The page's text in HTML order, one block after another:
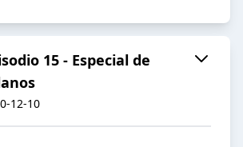
15 - Especial de
12-10